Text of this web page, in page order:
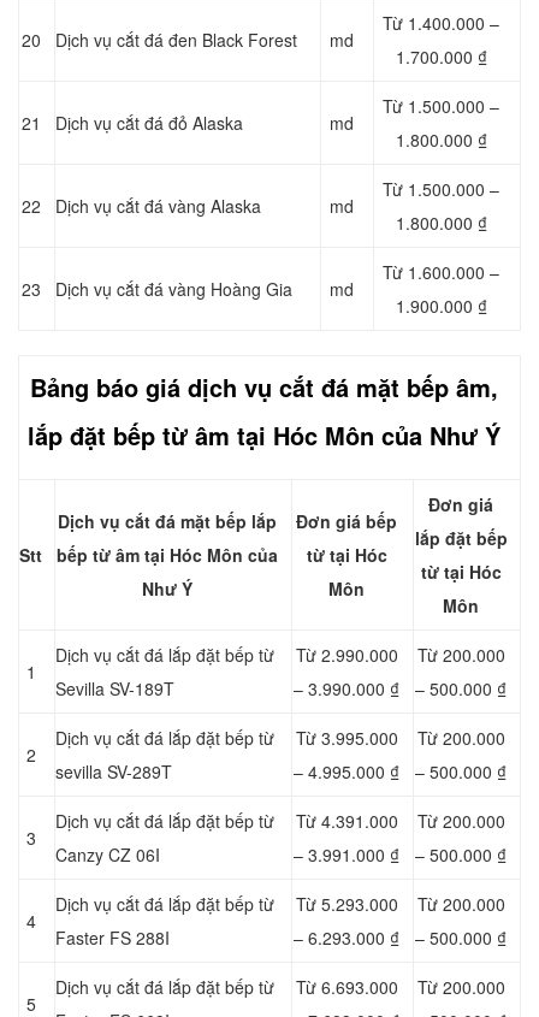
20 Dịch vụ cắt đá đen Black Forest md
Từ 1.400.000 –
1.700.000 ₫
21 Dịch vụ cắt đá đỏ Alaska md
Từ 1.500.000 –
1.800.000 ₫
22 Dịch vụ cắt đá vàng Alaska md
Từ 1.500.000 –
1.800.000 ₫
23 Dịch vụ cắt đá vàng Hoàng Gia md
Từ 1.600.000 –
1.900.000 ₫
Bảng báo giá dịch vụ cắt đá mặt bếp âm,
lắp đặt bếp từ âm tại Hóc Môn của Như Ý
Stt
Dịch vụ cắt đá mặt bếp lắp
bếp từ âm tại Hóc Môn của
Như Ý
Đơn giá bếp
từ tại Hóc
Môn
Đơn giá
lắp đặt bếp
từ tại Hóc
Môn
1
Dịch vụ cắt đá lắp đặt bếp từ
Sevilla SV-189T
Từ 2.990.000
– 3.990.000 ₫
Từ 200.000
– 500.000 ₫
2
Dịch vụ cắt đá lắp đặt bếp từ
sevilla SV-289T
Từ 3.995.000
– 4.995.000 ₫
Từ 200.000
– 500.000 ₫
3
Dịch vụ cắt đá lắp đặt bếp từ
Canzy CZ 06I
Từ 4.391.000
– 3.991.000 ₫
Từ 200.000
– 500.000 ₫
4
Dịch vụ cắt đá lắp đặt bếp từ
Faster FS 288I
Từ 5.293.000
– 6.293.000 ₫
Từ 200.000
– 500.000 ₫
5
Dịch vụ cắt đá lắp đặt bếp từ
Từ 6.693.000
Từ 200.000